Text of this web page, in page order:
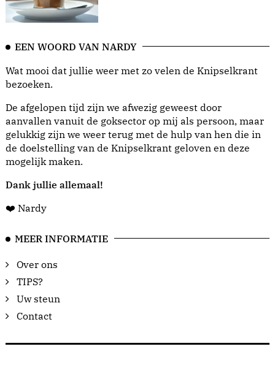
EEN WOORD VAN NARDY
Wat mooi dat jullie weer met zo velen de Knipselkrant
bezoeken.
De afgelopen tijd zijn we afwezig geweest door
aanvallen vanuit de goksector op mij als persoon, maar
gelukkig zijn we weer terug met de hulp van hen die in
de doelstelling van de Knipselkrant geloven en deze
mogelijk maken.
Dank jullie allemaal!
❤️ Nardy
MEER INFORMATIE
Over ons
TIPS?
Uw steun
Contact